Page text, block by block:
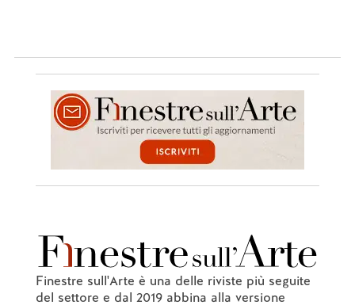
Finestre sull'Arte è una delle riviste più seguite
del settore e dal 2019 abbina alla versione